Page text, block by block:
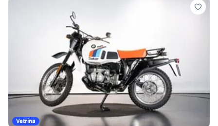
Vetrina